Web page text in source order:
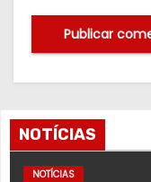
NOTÍCIAS
NOTÍCIAS